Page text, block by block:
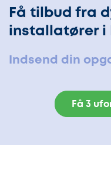
Få tilbud fra
installatører i
Indsend din
Få 3